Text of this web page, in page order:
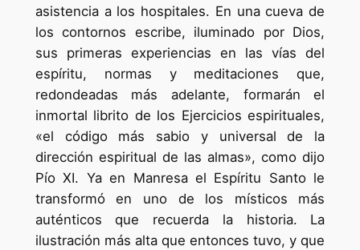
asistencia a los hospitales. En una cueva de
los contornos escribe, iluminado por Dios,
sus primeras experiencias en las vías del
espíritu, normas y meditaciones que,
redondeadas más adelante, formarán el
inmortal librito de los Ejercicios espirituales,
«el código más sabio y universal de la
dirección espiritual de las almas», como dijo
Pío XI. Ya en Manresa el Espíritu Santo le
transformó en uno de los místicos más
auténticos que recuerda la historia. La
ilustración más alta que entonces tuvo, y que